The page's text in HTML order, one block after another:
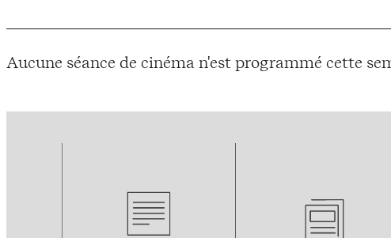
Aucune séance de cinéma n'est programmé cette